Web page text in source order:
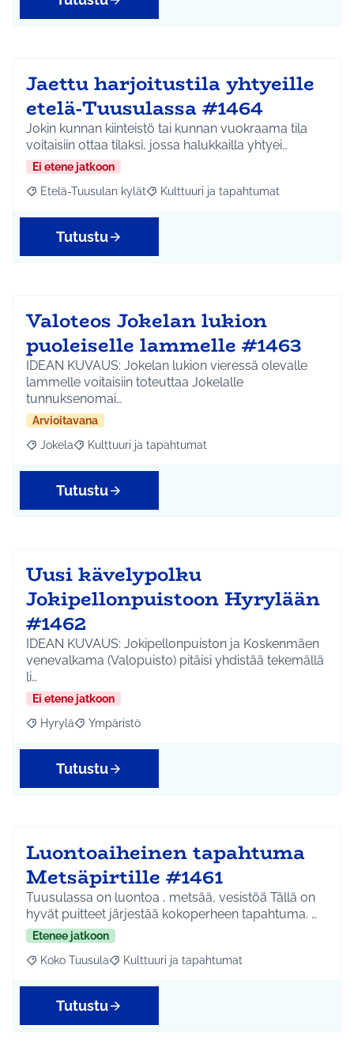
Jaettu harjoitustila yhtyeille
etelä-Tuusulassa #1464
Jokin kunnan kiinteistö tai kunnan vuokraama tila
voitaisiin ottaa tilaksi, jossa halukkailla yhtyei…
Ei etene jatkoon
Rajaa tulokset aihepiirin mukaan: Etelä-Tuusulan kylät
Etelä-Tuusulan kylät Rajaa tulokset teeman mukaan:
Kulttuuri ja tapahtumat
Tutustu
Valoteos Jokelan lukion
puoleiselle lammelle #1463
IDEAN KUVAUS: Jokelan lukion vieressä olevalle
lammelle voitaisiin toteuttaa Jokelalle
tunnuksenomai…
Arvioitavana
Rajaa tulokset aihepiirin mukaan: Jokela
Jokela Rajaa tulokset teeman mukaan: Kulttuuri ja
Kulttuuri ja tapahtumat
Tutustu
Uusi kävelypolku
Jokipellonpuistoon Hyrylään
#1462
IDEAN KUVAUS: Jokipellonpuiston ja Koskenmäen
venevalkama (Valopuisto) pitäisi yhdistää tekemällä
li…
Ei etene jatkoon
Rajaa tulokset aihepiirin mukaan: Hyrylä
Hyrylä Rajaa tulokset teeman mukaan: Ympäristö
Ympäristö
Tutustu
Luontoaiheinen tapahtuma
Metsäpirtille #1461
Tuusulassa on luontoa , metsää, vesistöä Tällä on
hyvät puitteet järjestää kokoperheen tapahtuma. …
Etenee jatkoon
Rajaa tulokset aihepiirin mukaan: Koko Tuusula
Koko Tuusula Rajaa tulokset teeman mukaan: Kulttuuri ja
Kulttuuri ja tapahtumat
Tutustu